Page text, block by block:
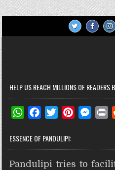
HELP US REACH MILLIONS OF READERS
W
a
t
s
c
e
b
T
i
t
t
t
e
M
s
e
n
t
ESSENCE OF PANDULIPI:
Pandulipi tries to